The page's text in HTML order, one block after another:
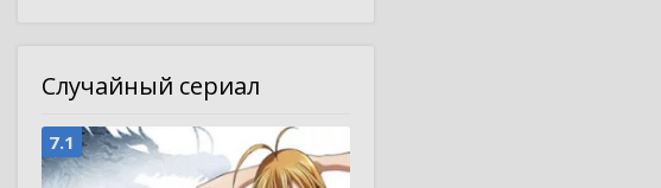
Случайный сериал
7.1